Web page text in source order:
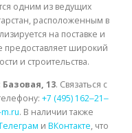
одним из ведущих
расположенным в
на поставке и
предоставляет широкий
и строительства.
Базовая, 13. Связаться с
+7 (495) 162‒21‒
. В наличии также
и ВКонтакте, что